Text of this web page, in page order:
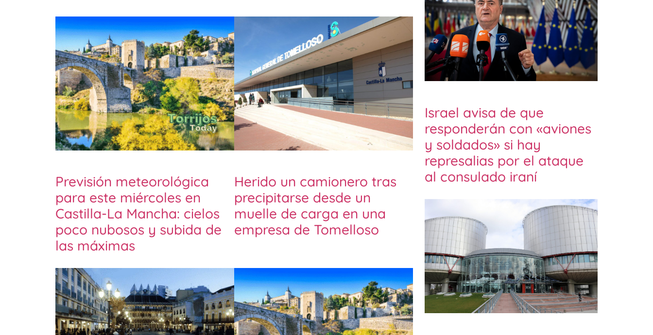
Previsión meteorológica
para este miércoles en
Castilla-La Mancha: cielos
poco nubosos y subida de
las máximas
Herido un camionero tras
precipitarse desde un
muelle de carga en una
empresa de Tomelloso
Israel avisa de que
responderán con «aviones
y soldados» si hay
represalias por el ataque
al consulado iraní